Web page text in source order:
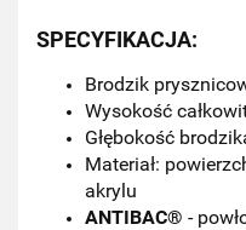
SPECYFIKACJA:
Brodzik
Wysokość
Głębokość
Materiał:
akrylu
ANTIBAC® -